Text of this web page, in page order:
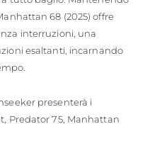
68 (2025) offre
interruzioni, una
esaltanti, incarnando
presenterà i
Predator 75, Manhattan